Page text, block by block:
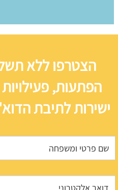
הצטרפו ללא
הפתעות,
ישירות לתיבת